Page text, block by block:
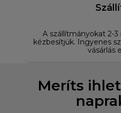
A szállítmányokat 2-
kézbesítjük. Ingyenes
vásárlás
Meríts